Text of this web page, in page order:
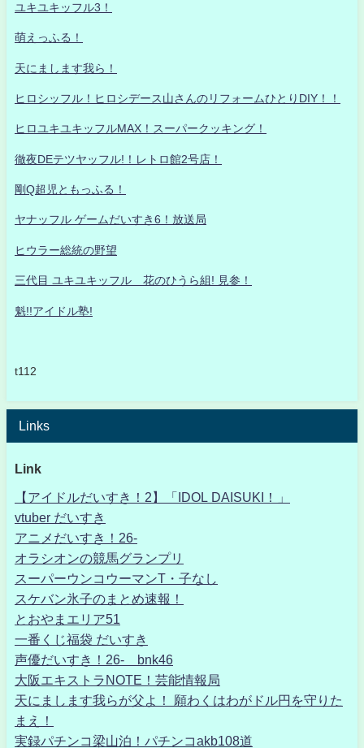
ユキユキッフル3！
萌えっふる！
天にまします我ら！
ヒロシッフル！ヒロシデース山さんのリフォームひとりDIY！！
ヒロユキユキッフルMAX！スーパークッキング！
徹夜DEテツヤッフル!！レトロ館2号店！
剛Q超児ともっふる！
ヤナッフル ゲームだいすき6！放送局
ヒウラー総統の野望
三代目 ユキユキッフル 花のひうら組! 見参！
魁!!アイドル塾!
t112
Links
Link
【アイドルだいすき！2】「IDOL DAISUKI！」
vtuber だいすき
アニメだいすき！26-
オラシオンの競馬グランプリ
スーパーウンコウーマンT・子なし
スケバン氷子のまとめ速報！
とおやまエリア51
一番くじ福袋 だいすき
声優だいすき！26- bnk46
大阪エキストラNOTE！芸能情報局
天にまします我らが父よ！ 願わくはわがドル円を守りた
まえ！
実録パチンコ梁山泊！パチンコakb108道